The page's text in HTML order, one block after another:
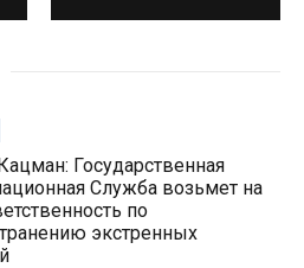
Государственная
Служба возьмет на
по
экстренных